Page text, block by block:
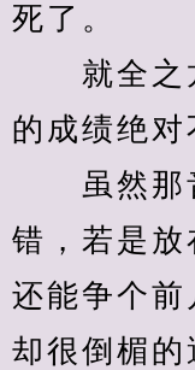
死了。
就全之龙
的成绩绝对
虽然那
错，若是放
还能争个前
却很倒楣的